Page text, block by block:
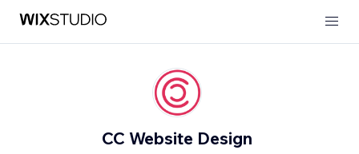
CC Website Design